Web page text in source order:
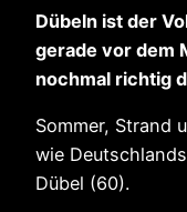
Dübeln ist der
gerade vor dem
nochmal richtig
Sommer, Strand
wie
Dübel (60).